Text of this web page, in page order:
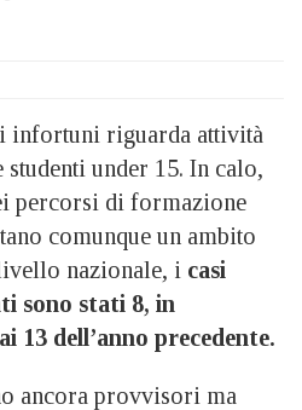
infortuni riguarda attività
under 15. In calo,
percorsi di formazione
comunque un ambito
nazionale, i casi
sono stati 8, in
13 dell’anno precedente.
ancora provvisori ma